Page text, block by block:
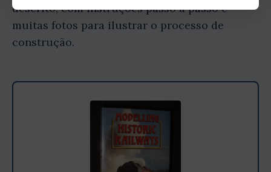
descrito, com instruções passo a passo e
muitas fotos para ilustrar o processo de
construção.